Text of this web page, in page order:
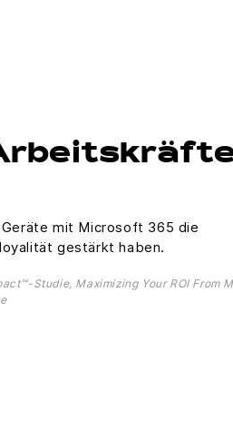
mit Microsoft 365 die
gestärkt haben.
Studie, Maximizing Your ROI From